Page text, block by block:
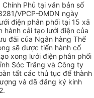
Phủ tại văn bản số
VPCP-ĐMDN ngày
điện phân phối tại 15 xã
hành cải tạo lưới điện của
đãi của Ngân hàng Thế
sẽ được tiến hành cổ
xong lưới điện phân phối
Sóc Trăng và Công ty
tất các thủ tục để thành
và đã đăng ký kinh